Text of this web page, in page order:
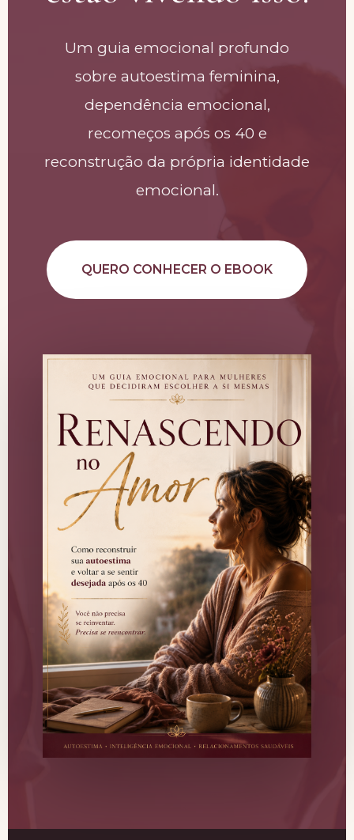
Um guia emocional profundo
sobre autoestima feminina,
dependência emocional,
recomeços após os 40 e
reconstrução da própria identidade
emocional.
QUERO CONHECER O EBOOK